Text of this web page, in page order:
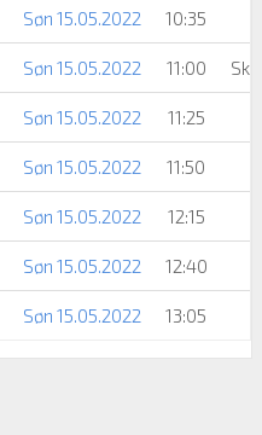
Søn 15.05.2022 10:35
Søn 15.05.2022 11:00
Søn 15.05.2022 11:25
Søn 15.05.2022 11:50
Søn 15.05.2022 12:15
Søn 15.05.2022 12:40
Søn 15.05.2022 13:05